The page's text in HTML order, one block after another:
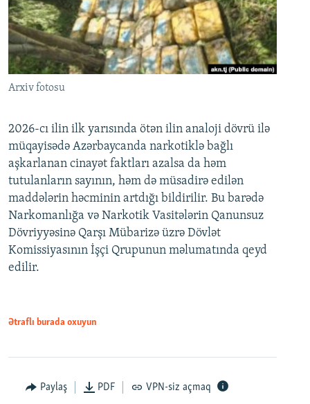
Arxiv fotosu
2026-cı ilin ilk yarısında ötən ilin analoji dövrü ilə
müqayisədə Azərbaycanda narkotiklə bağlı
aşkarlanan cinayət faktları azalsa da həm
tutulanların sayının, həm də müsadirə edilən
maddələrin həcminin artdığı bildirilir. Bu barədə
Narkomanlığa və Narkotik Vasitələrin Qanunsuz
Dövriyyəsinə Qarşı Mübarizə üzrə Dövlət
Komissiyasının İşçi Qrupunun məlumatında qeyd
edilir.
Ətraflı burada oxuyun
Paylaş PDF VPN-siz açmaq